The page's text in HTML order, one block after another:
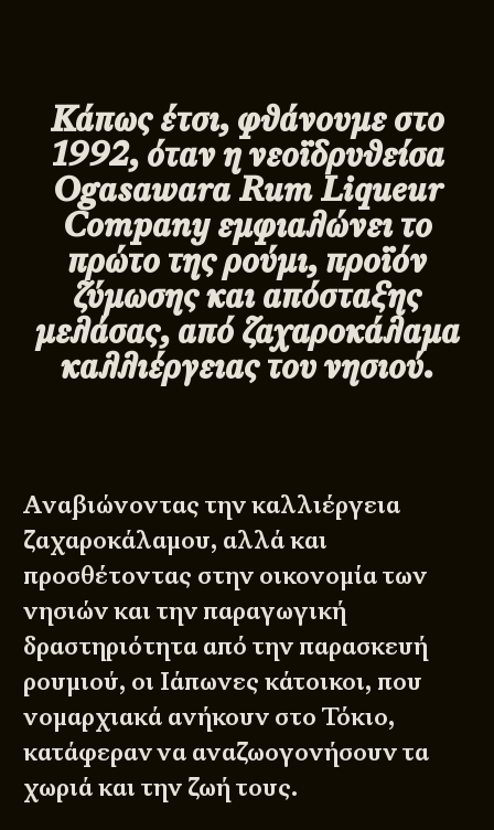
Κάπως έτσι, φθάνουμε στο
1992, όταν η νεοϊδρυθείσα
Ogasawara Rum Liqueur
Company εμφιαλώνει το
πρώτο της ρούμι, προϊόν
ζύμωσης και απόσταξης
μελάσας, από ζαχαροκάλαμα
καλλιέργειας του νησιού.
Αναβιώνοντας την καλλιέργεια
ζαχαροκάλαμου, αλλά και
προσθέτοντας στην οικονομία των
νησιών και την παραγωγική
δραστηριότητα από την παρασκευή
ρουμιού, οι Ιάπωνες κάτοικοι, που
νομαρχιακά ανήκουν στο Τόκιο,
κατάφεραν να αναζωογονήσουν τα
χωριά και την ζωή τους.